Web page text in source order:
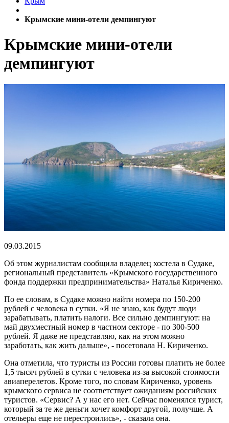
Крымские мини-отели демпингуют
Крымские мини-отели
демпингуют
09.03.2015
Об этом журналистам сообщила владелец хостела в Судаке,
региональный представитель «Крымского государственного
фонда поддержки предпринимательства» Наталья Кириченко.
По ее словам, в Судаке можно найти номера по 150-200
рублей с человека в сутки. «Я не знаю, как будут люди
зарабатывать, платить налоги. Все сильно демпингуют: на
май двухместный номер в частном секторе - по 300-500
рублей. Я даже не представляю, как на этом можно
заработать, как жить дальше», - посетовала Н. Кириченко.
Она отметила, что туристы из России готовы платить не более
1,5 тысяч рублей в сутки с человека из-за высокой стоимости
авиаперелетов. Кроме того, по словам Кириченко, уровень
крымского сервиса не соответствует ожиданиям российских
туристов. «Сервис? А у нас его нет. Сейчас поменялся турист,
который за те же деньги хочет комфорт другой, получше. А
отельеры еще не перестроились», - сказала она.